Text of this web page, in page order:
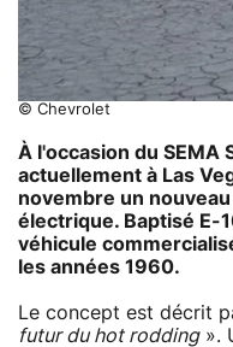
© Chevrolet
À l'occasion du SEMA
actuellement à Las
novembre un
électrique. Baptisé E-
véhicule
les années 1960.
Le concept est décrit
futur du hot rodding».